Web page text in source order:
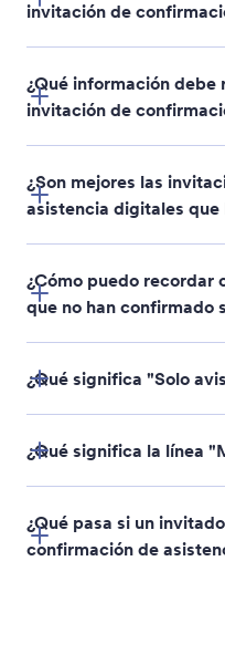
invitación de
¿Qué información debe
invitación de
Meal preferences or
participation details
¿Son mejores las
asistencia digitales que
¿Cómo puedo recordar
que no han confirmado
¿Qué significa "Solo
¿Qué significa la línea
¿Qué pasa si un
confirmación de